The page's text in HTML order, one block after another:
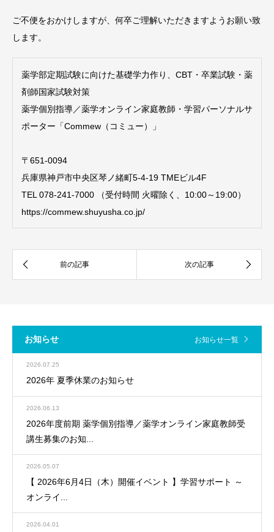
ご不便をおかけしますが、何卒ご理解いただきますようお願い致
します。
薬学部定期試験に向けた基礎学力作り、CBT・卒業試験・薬
剤師国家試験対策
薬学個別指導／薬学オンライン家庭教師・学習パーソナルサ
ポーター「Commew（コミュー）」
〒651-0094
兵庫県神戸市中央区琴ノ緒町5-4-19 TMEビル4F
TEL 078-241-7000 （受付時間 火曜除く、10:00～19:00）
https://commew.shuyusha.co.jp/
お知らせ お知らせ一覧
2026.07.25
2026年 夏季休業のお知らせ
2026.06.13
2026年度前期 薬学個別指導／薬学オンライン家庭教師受
講生募集のお知...
2026.05.07
【 2026年6月4日（木）開催イベント 】学習サポート ～
オンライ...
2026.04.01